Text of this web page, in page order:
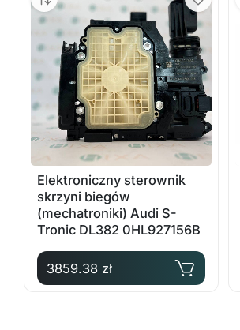
Elektroniczny sterownik
skrzyni biegów
(mechatroniki) Audi S-
Tronic DL382 0HL927156B
3859.38 zł